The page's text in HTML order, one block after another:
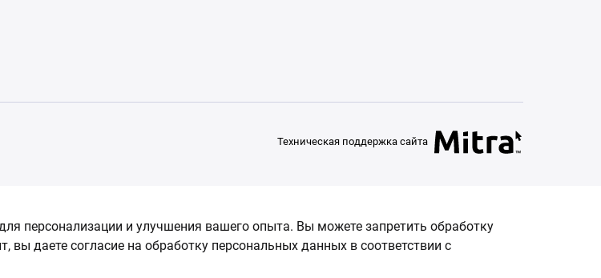
Техническая поддержка сайта
персонализации и улучшения вашего опыта. Вы можете запретить обработку
даете согласие на обработку персональных данных в соответствии с